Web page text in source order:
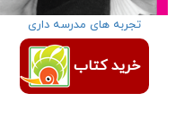
تجربه های مدرسه داری
خرید کتاب